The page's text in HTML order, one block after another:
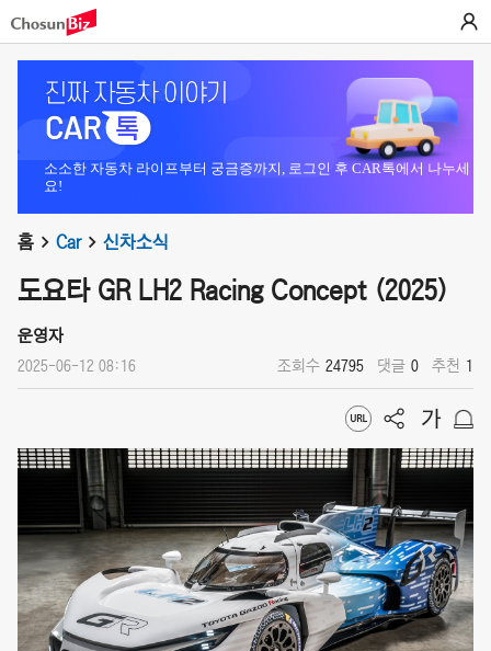
소소한 자동차 라이프부터 궁금증까지, 로그인 후 CAR톡에서 나누세
요!
홈 Car 신차소식
도요타 GR LH2 Racing Concept (2025)
운영자
2025-06-12 08:16 조회수 24795 댓글 0 추천 1